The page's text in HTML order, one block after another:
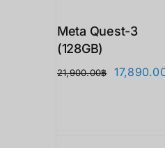
Meta Quest-3
(128GB)
21,900.00฿
Original